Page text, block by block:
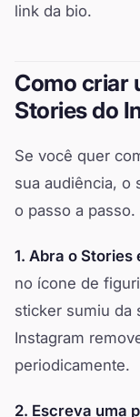
link da bio.
Como criar
Stories do
Se você quer
sua audiência, o
o passo a passo.
1. Abra o
no ícone de
sticker sumiu da
Instagram
periodicamente.
2. Escreva uma